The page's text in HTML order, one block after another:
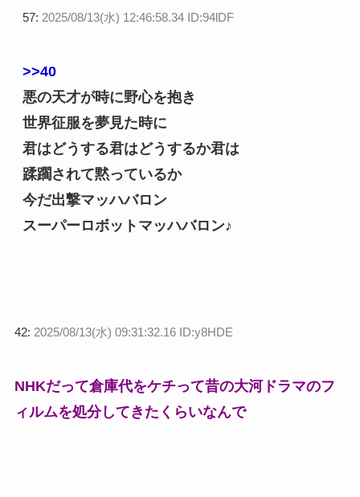
57: 2025/08/13(水) 12:46:58.34 ID:94lDF
>>40
悪の天才が時に野心を抱き
世界征服を夢見た時に
君はどうする君はどうするか君は
蹂躙されて黙っているか
今だ出撃マッハバロン
スーパーロボットマッハバロン♪
42: 2025/08/13(水) 09:31:32.16 ID:y8HDE
NHKだって倉庫代をケチって昔の大河ドラマのフ
ィルムを処分してきたくらいなんで